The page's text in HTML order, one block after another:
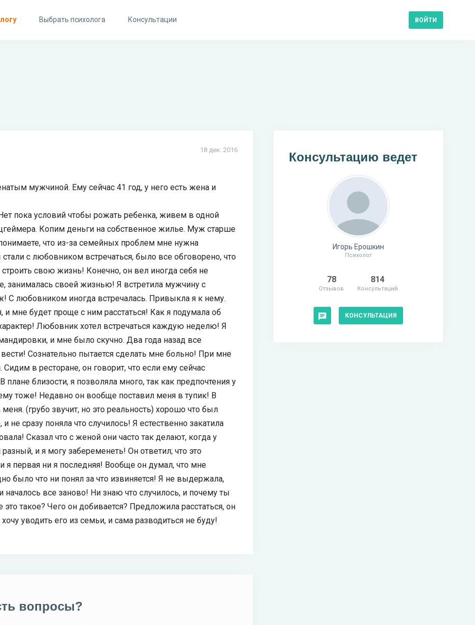
Выбрать психолога Консультации ВОЙТИ
18 дек. 2016
мужчиной. Ему сейчас 41 год, у него есть жена и
пока условий чтобы рожать ребенка, живем в одной
Копим деньги на собственное жилье. Муж старше
что из-за семейных проблем мне нужна
с любовником встречаться, было все обговорено, что
свою жизнь! Конечно, он вел иногда себя не
занималась своей жизнью! Я встретила мужчину с
любовником иногда встречалась. Привыкла я к нему.
и мне будет проще с ним расстаться! Как я подумала об
Любовник хотел встречаться каждую неделю! Я
и мне было скучно. Два года назад все
Сознательно пытается сделать мне больно! При мне
в ресторане, он говорит, что если ему сейчас
плане близости, я позволяла много, так как предпочтения у
тоже! Недавно он вообще поставил меня в тупик! В
(грубо звучит, но это реальность) хорошо что был
сразу поняла что случилось! Я естественно закатила
Сказал что с женой они часто так делают, когда у
и я могу забеременеть! Он ответил; что это
я первая ни я последняя! Вообще он думал, что мне
было что ни понял за что извиняется! Я не выдержала,
все заново! Ни знаю что случилось, и почему ты
такое? Чего он добивается? Предложила расстаться, он
уводить его из семьи, и сама разводиться не буду!
вопросы?
Консультацию ведет
Игорь Ерошкин
Психолог
78
Отзывов
814
Консультаций
КОНСУЛЬТАЦИЯ